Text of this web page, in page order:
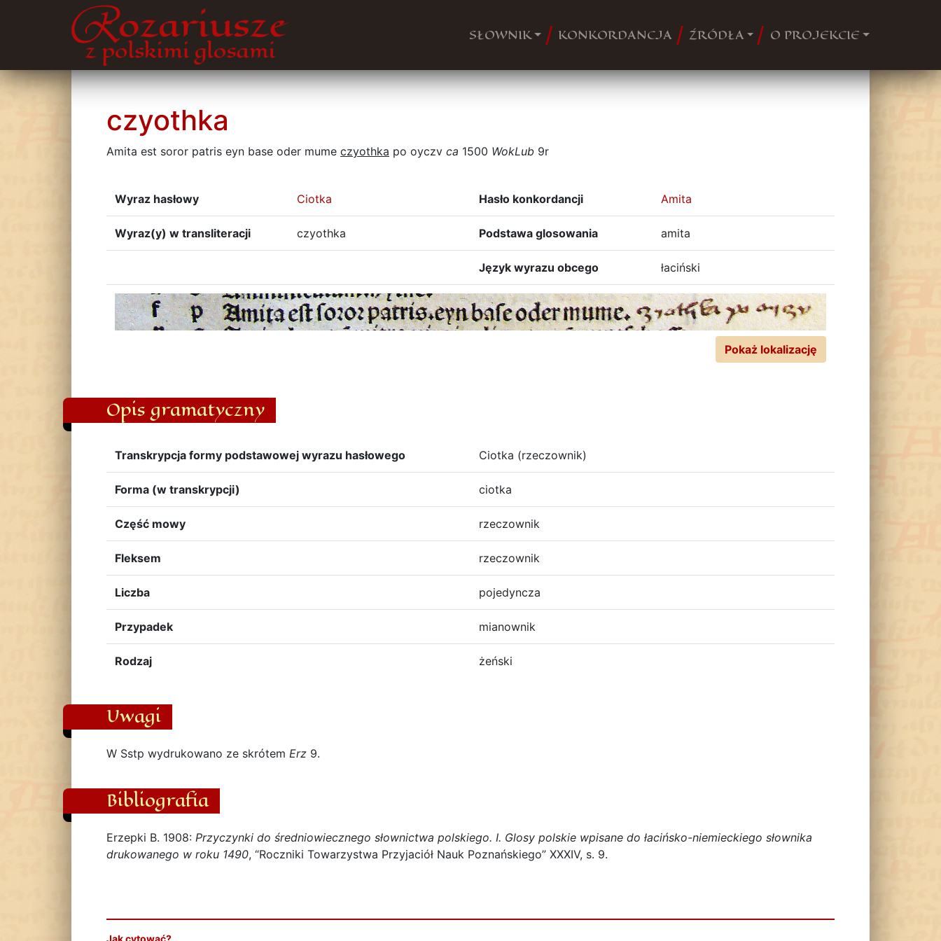
SŁOWNIK KONKORDANCJA ŹRÓDŁA O PROJEKCIE
czyothka
Amita est soror patris eyn base oder mume czyothka po oyczv ca 1500 WokLub 9r
Wyraz hasłowy Ciotka Hasło konkordancji Amita
Wyraz(y) w transliteracji czyothka Podstawa glosowania amita
Język wyrazu obcego łaciński
Pokaż lokalizację
Opis gramatyczny
Transkrypcja formy podstawowej wyrazu hasłowego Ciotka (rzeczownik)
Forma (w transkrypcji) ciotka
Część mowy rzeczownik
Fleksem rzeczownik
Liczba pojedyncza
Przypadek mianownik
Rodzaj żeński
Uwagi
W Sstp wydrukowano ze skrótem Erz 9.
Bibliografia
Erzepki B. 1908: Przyczynki do średniowiecznego słownictwa polskiego. I. Glosy polskie wpisane do łacińsko-niemieckiego słownika
drukowanego w roku 1490, “Roczniki Towarzystwa Przyjaciół Nauk Poznańskiego” XXXIV, s. 9.
Jak cytować?